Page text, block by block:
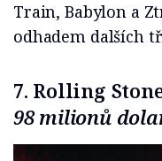
Train, Babylon a
odhadem dalších
7. Rolling
98 milionů